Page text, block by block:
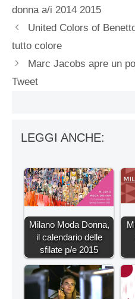
donna a/i 2014 2015
United Colors of
tutto colore
Marc Jacobs apre un
Tweet
LEGGI ANCHE:
Milano Moda Donna,
il calendario delle
sfilate p/e 2015